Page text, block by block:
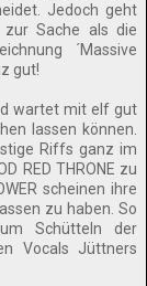
Jedoch geht
Sache als die
´Massive
gut!
wartet mit elf gut
lassen können.
Riffs ganz im
RED THRONE zu
scheinen ihre
zu haben. So
Schütteln der
Vocals Jüttners